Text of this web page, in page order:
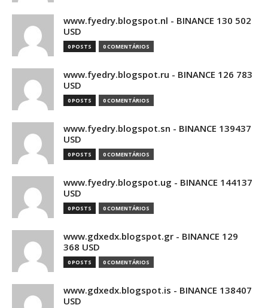
www.fyedry.blogspot.nl - BINANCE 130 502
USD
0 POSTS 0 COMENTÁRIOS
www.fyedry.blogspot.ru - BINANCE 126 783
USD
0 POSTS 0 COMENTÁRIOS
www.fyedry.blogspot.sn - BINANCE 139437
USD
0 POSTS 0 COMENTÁRIOS
www.fyedry.blogspot.ug - BINANCE 144137
USD
0 POSTS 0 COMENTÁRIOS
www.gdxedx.blogspot.gr - BINANCE 129
368 USD
0 POSTS 0 COMENTÁRIOS
www.gdxedx.blogspot.is - BINANCE 138407
USD